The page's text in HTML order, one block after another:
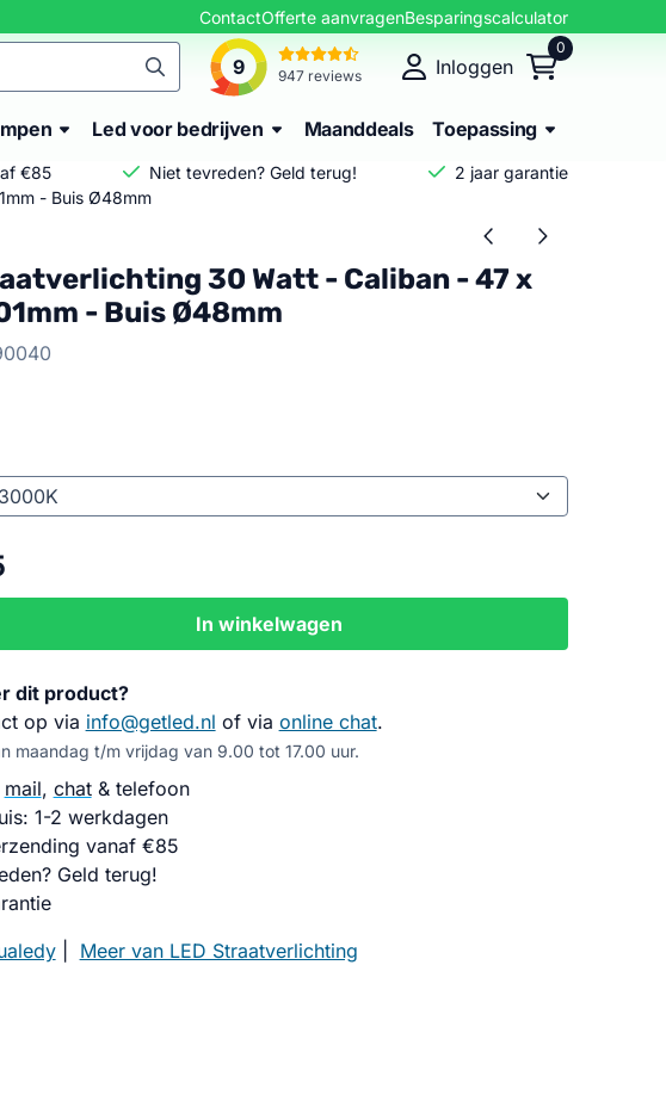
ContactOfferte aanvragenBesparingscalculator
9 947 reviews Inloggen
0
Led voor bedrijven Maanddeals Toepassing
€85 Niet tevreden? Geld terug!
2 jaar garantie
- Buis Ø48mm
30 Watt - Caliban - 47 x
- Buis Ø48mm
In winkelwagen
dit product?
op via info@getled.nl of via online chat.
maandag t/m vrijdag van 9.00 tot 17.00 uur.
mail, chat& telefoon
1-2 werkdagen
vanaf €85
Geld terug!
| Meer van LED Straatverlichting